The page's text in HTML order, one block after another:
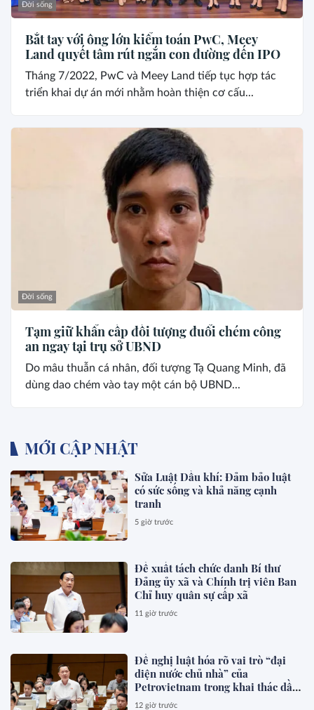
Đời sống
Bắt tay với ông lớn kiểm toán PwC, Meey
Land quyết tâm rút ngắn con đường đến IPO
Tháng 7/2022, PwC và Meey Land tiếp tục hợp tác
triển khai dự án mới nhằm hoàn thiện cơ cấu...
Đời sống
Tạm giữ khẩn cấp đối tượng đuổi chém công
an ngay tại trụ sở UBND
Do mâu thuẫn cá nhân, đối tượng Tạ Quang Minh, đã
dùng dao chém vào tay một cán bộ UBND...
MỚI CẬP NHẬT
Sửa Luật Dầu khí: Đảm bảo luật
có sức sống và khả năng cạnh
tranh
5 giờ trước
Đề xuất tách chức danh Bí thư
Đảng ủy xã và Chính trị viên Ban
Chỉ huy quân sự cấp xã
11 giờ trước
Đề nghị luật hóa rõ vai trò “đại
diện nước chủ nhà” của
Petrovietnam trong khai thác dầu
khí
12 giờ trước